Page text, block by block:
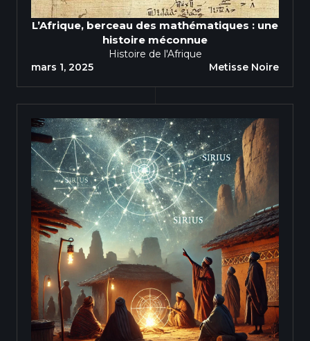
L’Afrique, berceau des mathématiques : une
histoire méconnue
Histoire de l'Afrique
mars 1, 2025
Metisse Noire